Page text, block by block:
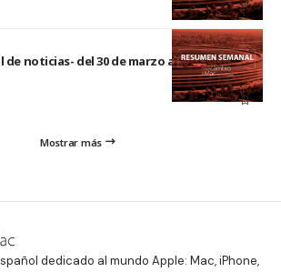
de noticias- del 30 de marzo al 5 de abril de
Mostrar más
dedicado al mundo Apple: Mac, iPhone,